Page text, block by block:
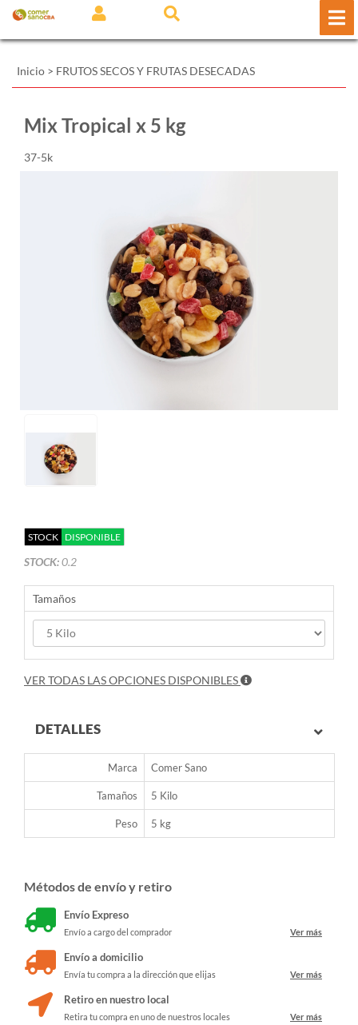
Inicio > FRUTOS SECOS Y FRUTAS DESECADAS
Mix Tropical x 5 kg
37-5k
STOCK DISPONIBLE
STOCK:0.2
Tamaños
VER TODAS LAS OPCIONES DISPONIBLES
DETALLES
Marca Comer Sano
Tamaños 5 Kilo
Peso 5 kg
Métodos de envío y retiro
Envío Expreso
Envío a cargo del comprador Ver más
Envío a domicilio
Envía tu compra a la dirección que elijas Ver más
Retiro en nuestro local
Retira tu compra en uno de nuestros locales Ver más